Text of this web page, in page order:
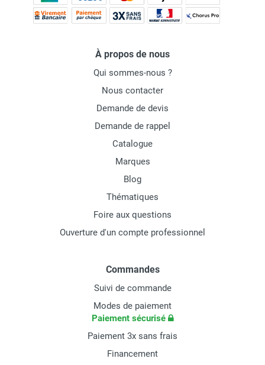
À propos de nous
Qui sommes-nous ?
Nous contacter
Demande de devis
Demande de rappel
Catalogue
Marques
Blog
Thématiques
Foire aux questions
Ouverture d'un compte professionnel
Commandes
Suivi de commande
Modes de paiement
Paiement sécurisé
Paiement 3x sans frais
Financement